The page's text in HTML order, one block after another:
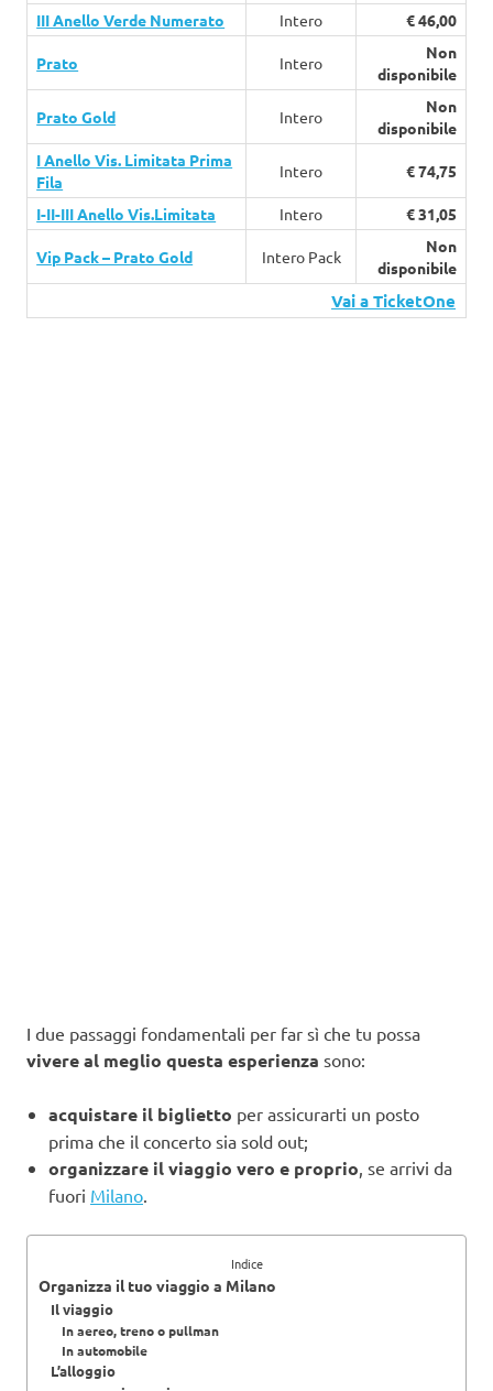
III Anello Verde Numerato
Intero € 46,00
Prato Intero
Non
disponibile
Prato Gold Intero
Non
disponibile
I Anello Vis. Limitata Prima
Fila
Intero € 74,75
I-II-III Anello Vis.Limitata Intero € 31,05
Vip Pack – Prato Gold Intero Pack
Non
disponibile
Vai a TicketOne
I due passaggi fondamentali per far sì che tu possa
vivere al meglio questa esperienza sono:
acquistare il biglietto per assicurarti un posto
prima che il concerto sia sold out;
organizzare il viaggio vero e proprio , se arrivi da
fuori Milano
Indice
Organizza il tuo viaggio a Milano
Il viaggio
In aereo, treno o pullman
In automobile
L’alloggio